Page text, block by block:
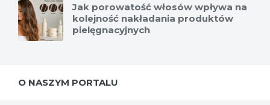
Jak porowatość włosów wpływa na
kolejność nakładania produktów
pielęgnacyjnych
O NASZYM PORTALU